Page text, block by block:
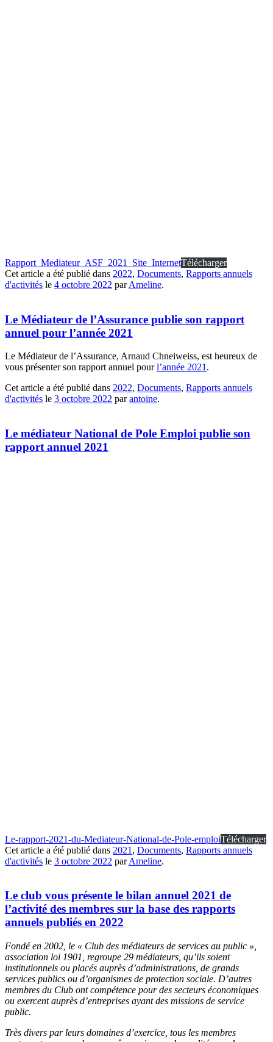
Rapport_Mediateur_ASF_2021_Site_InternetTélécharger
Cet article a été publié dans 2022, Documents, Rapports annuels
d'activités le 4 octobre 2022 parAmeline.
Le Médiateur de l’Assurance publie son rapport
annuel pour l’année 2021
Le Médiateur de l’Assurance, Arnaud Chneiweiss, est heureux de
vous présenter son rapport annuel pourl’année 2021 .
Cet article a été publié dans 2022, Documents, Rapports annuels
d'activités le 3 octobre 2022 parantoine.
Le médiateur National de Pole Emploi publie son
rapport annuel 2021
Le-rapport-2021-du-Mediateur-National-de-Pole-emploiTélécharger
Cet article a été publié dans 2021 , Documents, Rapports annuels
d'activités le 3 octobre 2022 parAmeline.
Le club vous présente le bilan annuel 2021 de
l’activité des membres sur la base des rapports
annuels publiés en 2022
Fondé en 2002, le « Club des médiateurs de services au public »,
association loi 1901, regroupe 29 médiateurs, qu’ils soient
institutionnels ou placés auprès d’administrations, de grands
services publics ou d’organismes de protection sociale. D’autres
membres du Club ont compétence pour des secteurs économiques
ou exercent auprès d’entreprises ayant des missions de service
public.
Très divers par leurs domaines d’exercice, tous les membres